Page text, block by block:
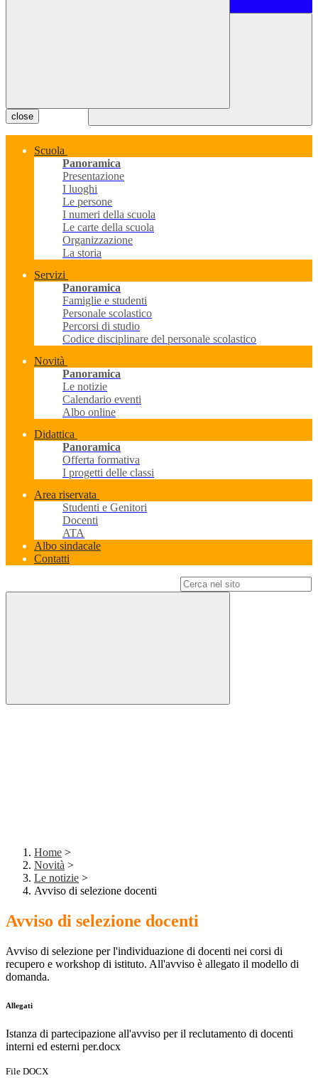
close
Scuola
Panoramica
Presentazione
I luoghi
Le persone
I numeri della scuola
Le carte della scuola
Organizzazione
La storia
Servizi
Panoramica
Famiglie e studenti
Personale scolastico
Percorsi di studio
Codice disciplinare del personale scolastico
Novità
Panoramica
Le notizie
Calendario eventi
Albo online
Didattica
Panoramica
Offerta formativa
I progetti delle classi
Area riservata
Studenti e Genitori
Docenti
ATA
Albo sindacale
Contatti
Home >
Novità >
Le notizie >
Avviso di selezione docenti
Avviso di selezione docenti
Avviso di selezione per l'individuazione di docenti nei corsi di
recupero e workshop di istituto. All'avviso è allegato il modello di
domanda.
Allegati
Istanza di partecipazione all'avviso per il reclutamento di docenti
interni ed esterni per.docx
File DOCX